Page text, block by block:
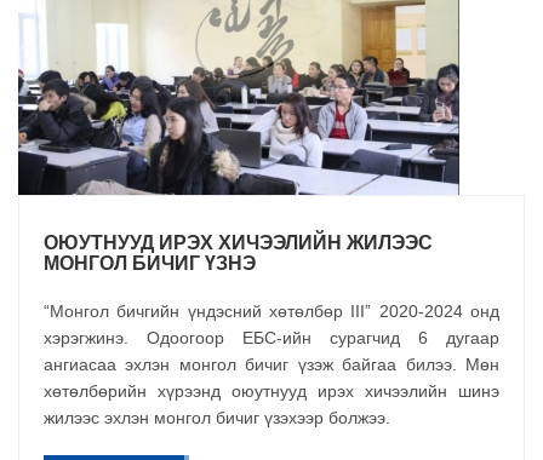
ОЮУТНУУД ИРЭХ ХИЧЭЭЛИЙН ЖИЛЭЭС
МОНГОЛ БИЧИГ ҮЗНЭ
“Монгол бичгийн үндэсний хөтөлбөр III” 2020-2024 онд
хэрэгжинэ. Одоогоор ЕБС-ийн сурагчид 6 дугаар
ангиасаа эхлэн монгол бичиг үзэж байгаа билээ. Мөн
хөтөлбөрийн хүрээнд оюутнууд ирэх хичээлийн шинэ
жилээс эхлэн монгол бичиг үзэхээр болжээ.